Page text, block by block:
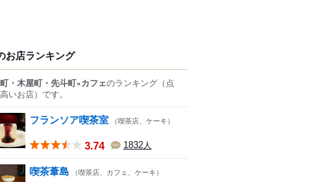
お店ランキング
・木屋町・先斗町×カフェのランキング （点
いお店） です。
フランソア喫茶室 （喫茶店、ケーキ）
3.74 1832人
喫茶葦島 （喫茶店、カフェ、ケーキ）